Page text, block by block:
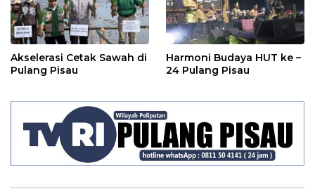
Akselerasi Cetak Sawah di
Pulang Pisau
Harmoni Budaya HUT ke –
24 Pulang Pisau